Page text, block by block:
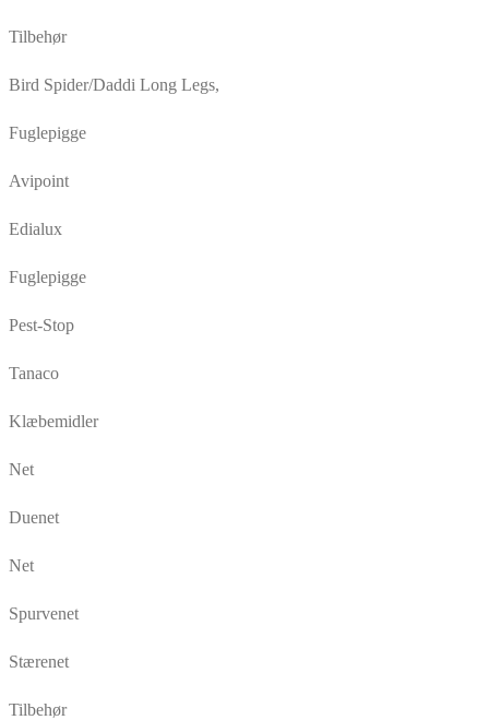
Tilbehør
Bird Spider/Daddi Long Legs,
Fuglepigge
Avipoint
Edialux
Fuglepigge
Pest-Stop
Tanaco
Klæbemidler
Net
Duenet
Net
Spurvenet
Stærenet
Tilbehør